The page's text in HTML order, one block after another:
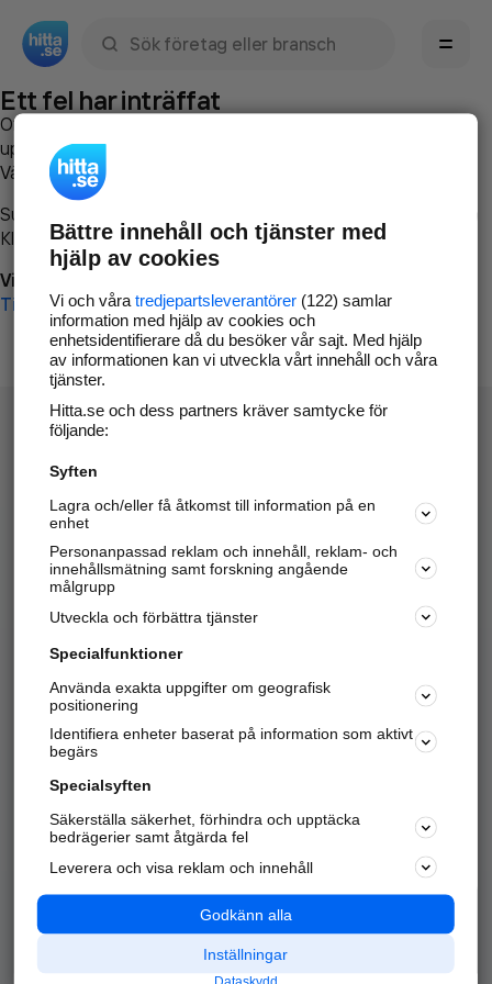
Ett fel har inträffat
Om du vill kan du
uppstod så att vi lättare och snabbare kan avhjälpa det.
Vänligen försök med följande:
Surfa till
Klicka påTillbaka-knappen i webbläsaren och försök igen
Vi beklagar besväret!
Till startsidan
Hitta.se - Gratis nummerupplysning.
Sök företag, personer och platser.
Hitta telefonnummer, adresser, företagsinfo mm.
Marknadsför företaget
Kom igång och annonsera mot
samarbetspartners nära dig.
Alla kategorier
Populära sökningar
API & Kartor
Annonsera
Integritet
Nödnummer
Bättre innehåll och tjänster med
hjälp av cookies
Vi och våra tredjepartsleverantörer(122) samlar
information med hjälp av cookies och
enhetsidentifierare då du besöker vår sajt. Med hjälp
av informationen kan vi utveckla vårt innehåll och våra
tjänster.
Hitta.se och dess partners kräver samtycke för
följande:
Syften
Lagra och/eller få åtkomst till information på en
enhet
Personanpassad reklam och innehåll, reklam- och
innehållsmätning samt forskning angående
målgrupp
Utveckla och förbättra tjänster
Specialfunktioner
Använda exakta uppgifter om geografisk
positionering
Identifiera enheter baserat på information som aktivt
begärs
Specialsyften
Säkerställa säkerhet, förhindra och upptäcka
bedrägerier samt åtgärda fel
Leverera och visa reklam och innehåll
Godkänn alla
Inställningar
Dataskydd